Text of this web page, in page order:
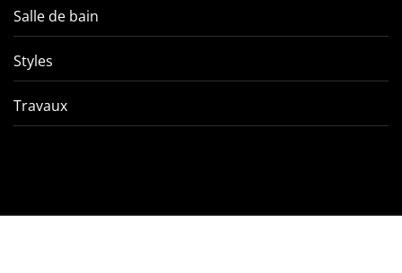
Salle de bain
Styles
Travaux